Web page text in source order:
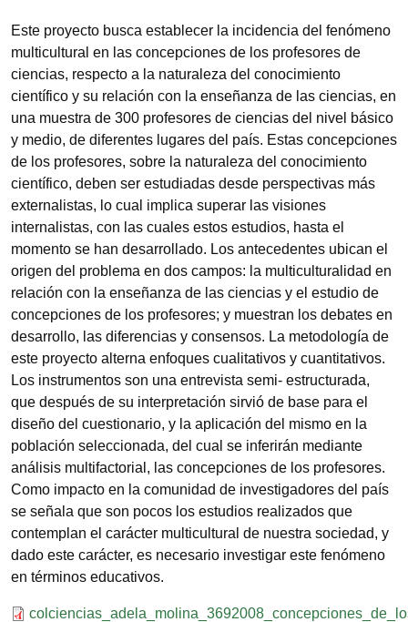
Este proyecto busca establecer la incidencia del fenómeno
multicultural en las concepciones de los profesores de
ciencias, respecto a la naturaleza del conocimiento
científico y su relación con la enseñanza de las ciencias, en
una muestra de 300 profesores de ciencias del nivel básico
y medio, de diferentes lugares del país. Estas concepciones
de los profesores, sobre la naturaleza del conocimiento
científico, deben ser estudiadas desde perspectivas más
externalistas, lo cual implica superar las visiones
internalistas, con las cuales estos estudios, hasta el
momento se han desarrollado. Los antecedentes ubican el
origen del problema en dos campos: la multiculturalidad en
relación con la enseñanza de las ciencias y el estudio de
concepciones de los profesores; y muestran los debates en
desarrollo, las diferencias y consensos. La metodología de
este proyecto alterna enfoques cualitativos y cuantitativos.
Los instrumentos son una entrevista semi- estructurada,
que después de su interpretación sirvió de base para el
diseño del cuestionario, y la aplicación del mismo en la
población seleccionada, del cual se inferirán mediante
análisis multifactorial, las concepciones de los profesores.
Como impacto en la comunidad de investigadores del país
se señala que son pocos los estudios realizados que
contemplan el carácter multicultural de nuestra sociedad, y
dado este carácter, es necesario investigar este fenómeno
en términos educativos.
Documento